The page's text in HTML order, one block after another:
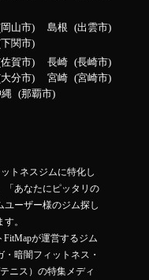
岡山市 島根
出雲市
下関市
佐賀市 長崎
長崎市
大分市 宮崎
宮崎市
那覇市
トネスジムに特化し
「あなたにピッタリの
ユーザー様のジム探し
。
が運営するジム
暗闇フィットネス・
ニス）の特集メディ